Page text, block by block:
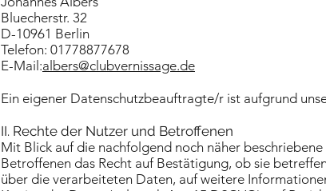
Bluecherstr. 32
D-10961 Berlin
Telefon: 01778877678
E-Mail:albers@clubvernissage.de
Ein eigener Datenschutzbeauftragte/r ist aufgrund
II. Rechte der Nutzer und Betroffenen
Mit Blick auf die nachfolgend noch näher
Betroffenen das Recht auf Bestätigung, ob sie
über die verarbeiteten Daten, auf weitere